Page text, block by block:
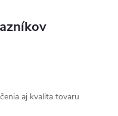
aj kvalita tovaru